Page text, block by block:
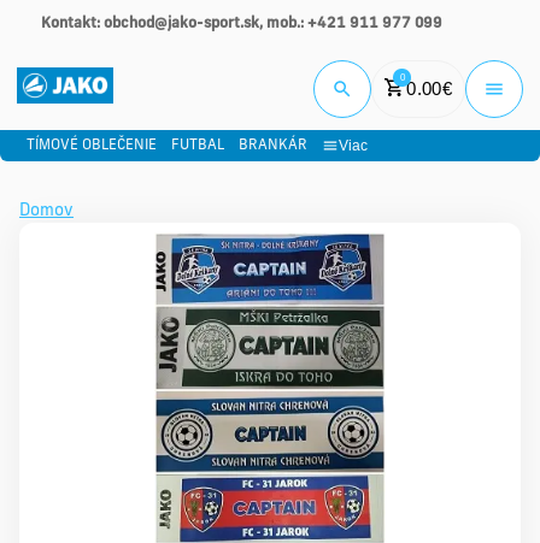
Kontakt: obchod@jako-sport.sk, mob.: +421 911 977 099
0
0.00€
TÍMOVÉ OBLEČENIE FUTBAL BRANKÁR Viac
Domov